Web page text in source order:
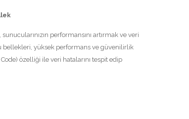
performansını artırmak ve veri
yüksek performans ve güvenilirlik
özelliği ile veri hatalarını tespit edip